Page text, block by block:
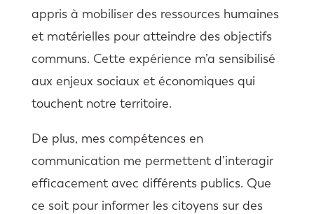
appris à mobiliser des ressources humaines
et matérielles pour atteindre des objectifs
communs. Cette expérience m’a sensibilisé
aux enjeux sociaux et économiques qui
touchent notre territoire.
De plus, mes compétences en
communication me permettent d’interagir
efficacement avec différents publics. Que
ce soit pour informer les citoyens sur des